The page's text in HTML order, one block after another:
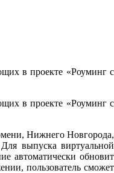
в проекте «Роуминг с
в проекте «Роуминг с
Нижнего Новгорода,
выпуска виртуальной
автоматически обновит
пользователь сможет